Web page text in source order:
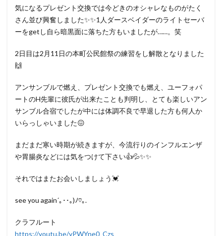
気になるプレゼント交換では今どきのオシャレなものがたく
さん並び興奮しました✨✨1人ダースベイダーのライトセーバ
ーをgetし自ら暗黒面に落ちた方もいましたが……。笑
2日目は2月11日の本町公民館祭の練習をし解散となりました
🙌
アンサンブルで燃え、プレゼント交換でも燃え、ユーフォパ
ートのH先輩に彼氏が出来たことも判明し、とても楽しいアン
サンブル合宿でしたが中には体調不良で早退した方も何人か
いらっしゃいました😖
まだまだ寒い時期が続きますが、今流行りのインフルエンザ
や胃腸炎などには気をつけて下さい👍💦✨✨
それではまたお会いしましょう💓
see you again´｡･･｡)ﾉ♡｡.
クラフルート
https://youtu.be/yPWYne0_Czs